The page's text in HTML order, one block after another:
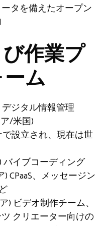
タを備えたオープン
作業プ
ム
デジタル情報管理
/米国)
で設立され、現在は世
バイブコーディング
CPaaS、メッセージン
) ビデオ制作チーム、
クリエーター向けの